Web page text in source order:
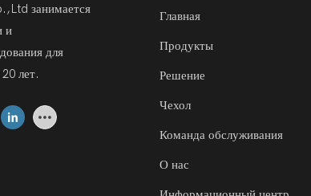
занимается
и
для
лет.
Главная
Продукты
Решение
Чехол
Команда обслуживания
О нас